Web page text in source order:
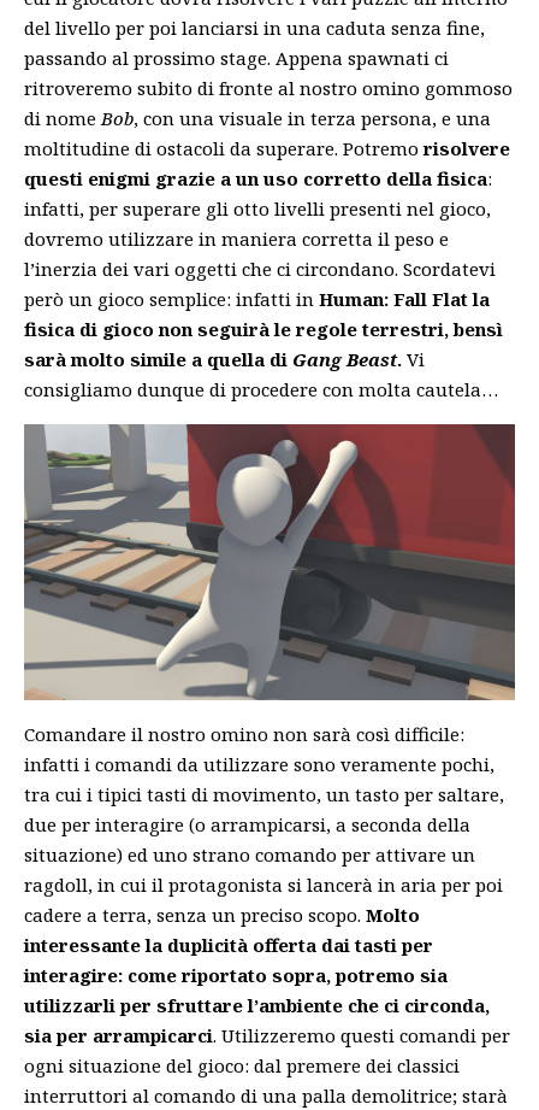
del livello per poi lanciarsi in una caduta senza fine,
passando al prossimo stage. Appena spawnati ci
ritroveremo subito di fronte al nostro omino gommoso
di nome Bob, con una visuale in terza persona, e una
moltitudine di ostacoli da superare. Potremo risolvere
questi enigmi grazie a un uso corretto della fisica:
infatti, per superare gli otto livelli presenti nel gioco,
dovremo utilizzare in maniera corretta il peso e
l’inerzia dei vari oggetti che ci circondano. Scordatevi
però un gioco semplice: infatti in Human: Fall Flat la
fisica di gioco non seguirà le regole terrestri, bensì
sarà molto simile a quella di Gang Beast. Vi
consigliamo dunque di procedere con molta cautela…
Comandare il nostro omino non sarà così difficile:
infatti i comandi da utilizzare sono veramente pochi,
tra cui i tipici tasti di movimento, un tasto per saltare,
due per interagire (o arrampicarsi, a seconda della
situazione) ed uno strano comando per attivare un
ragdoll, in cui il protagonista si lancerà in aria per poi
cadere a terra, senza un preciso scopo. Molto
interessante la duplicità offerta dai tasti per
interagire: come riportato sopra, potremo sia
utilizzarli per sfruttare l’ambiente che ci circonda,
sia per arrampicarci. Utilizzeremo questi comandi per
ogni situazione del gioco: dal premere dei classici
interruttori al comando di una palla demolitrice; starà